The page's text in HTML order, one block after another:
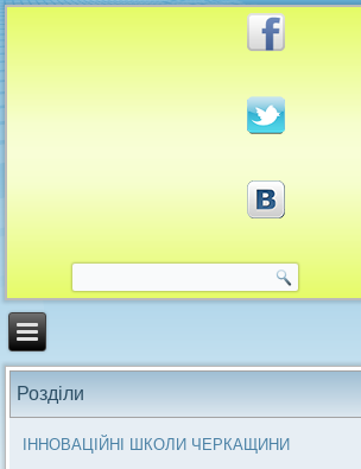
Розділи
ІННОВАЦІЙНІ ШКОЛИ ЧЕРКАЩИНИ